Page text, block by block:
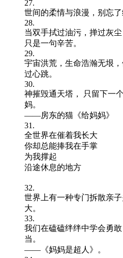
27.
世间的柔情与浪漫，别忘了
28.
当双手拭过油污，掸过灰
只是一句辛苦。
29.
宇宙洪荒，生命浩瀚无垠
过心跳。
30.
神摧毁通天塔， 只留下一
妈。
——房东的猫《给妈妈》
31.
全世界在催着我长大
你却总能捧我在手掌
为我撑起
沿途休息的地方
32.
世界上有一种专门拆散亲
大。
33.
我们在磕磕绊绊中学会勇
当。
——《妈妈是超人》。